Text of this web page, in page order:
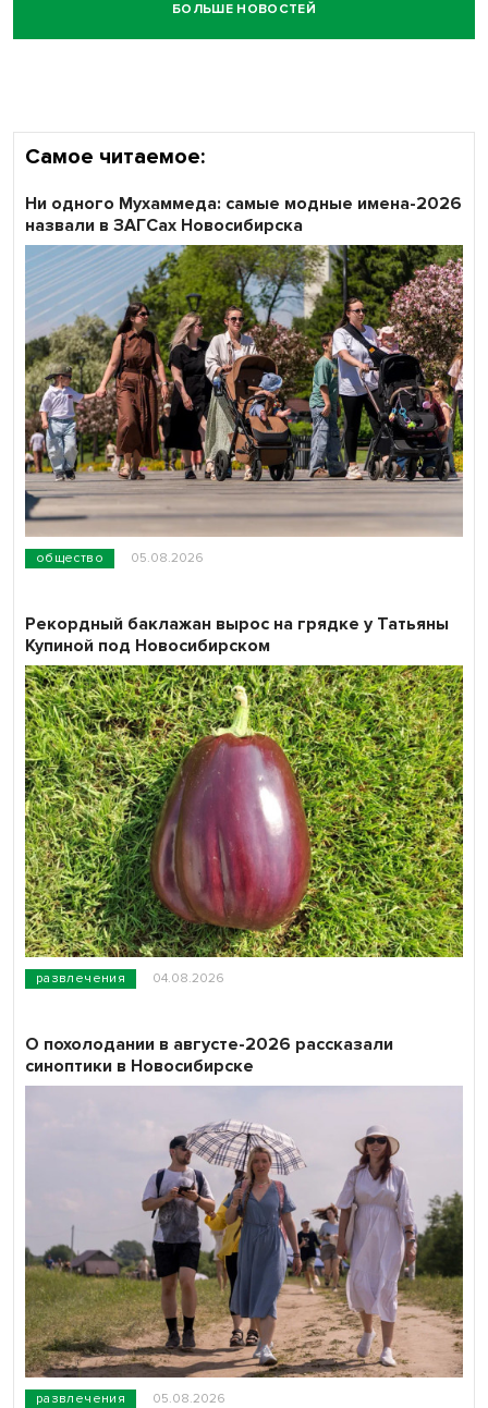
Честный выбор: видеонаблюдение обеспечит
объективность результатов ЕДГ в Новосибирской
БОЛЬШЕ НОВОСТЕЙ
Самое читаемое:
общество 05.08.2026
Ни одного Мухаммеда: самые модные имена-2026
назвали в ЗАГСах Новосибирска
развлечения 04.08.2026
Рекордный баклажан вырос на грядке у Татьяны
Купиной под Новосибирском
развлечения 05.08.2026
О похолодании в августе-2026 рассказали
синоптики в Новосибирске